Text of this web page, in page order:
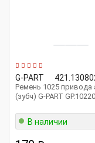
G-PART
Ремень 1025 привода
(зубч) G-PART
В наличии